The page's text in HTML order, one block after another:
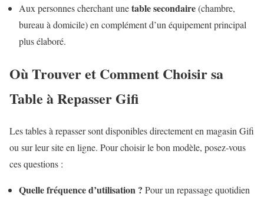
Aux personnes cherchant unetable secondaire(chambre,
bureau à domicile) en complément d’un équipement principal
plus élaboré.
Où Trouver et Comment Choisir sa
Table à Repasser Gifi
Les tables à repasser sont disponibles directement en magasin Gifi
ou sur leur site en ligne. Pour choisir le bon modèle, posez-vous
ces questions :
Quelle fréquence d’utilisation ? Pour un repassage quotidien